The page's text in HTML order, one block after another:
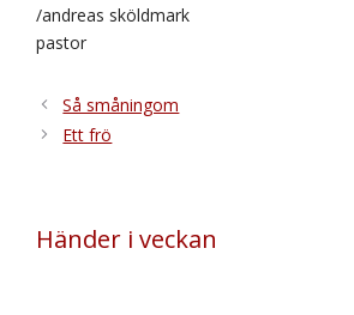
/andreas sköldmark
pastor
Så småningom
Ett frö
Händer i veckan